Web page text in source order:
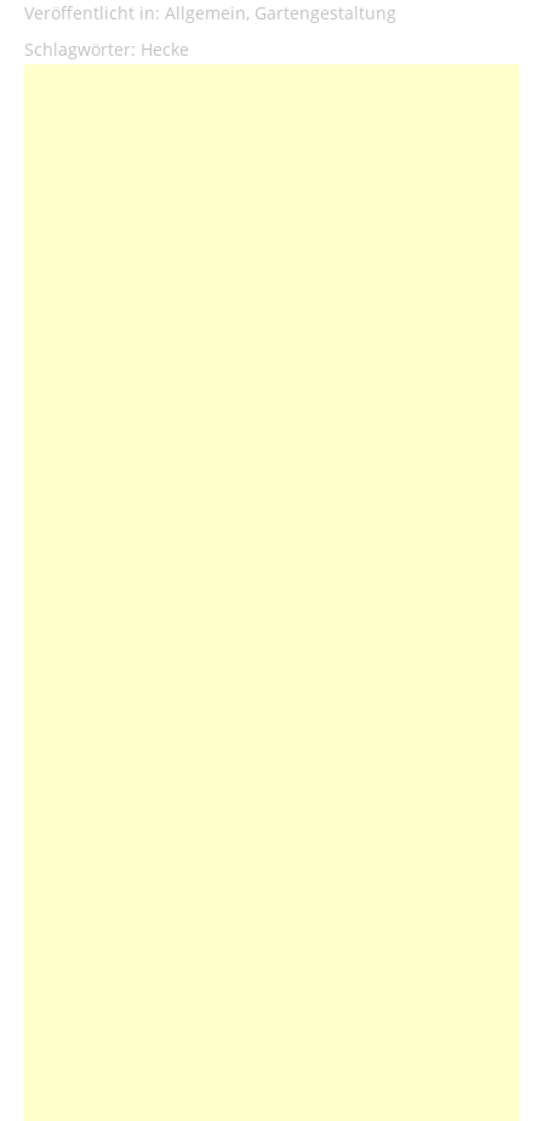
Veröffentlicht in: Allgemein, Gartengestaltung
Schlagwörter: Hecke